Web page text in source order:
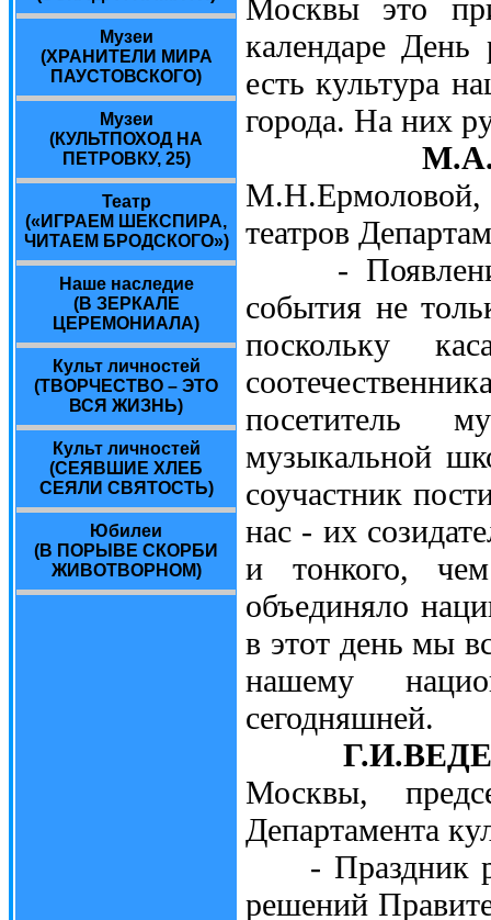
Музеи
(ХРАНИТЕЛИ МИРА
ПАУСТОВСКОГО)
Музеи
(КУЛЬТПОХОД НА
ПЕТРОВКУ, 25)
Театр
(«ИГРАЕМ ШЕКСПИРА,
ЧИТАЕМ БРОДСКОГО»)
Наше наследие
(В ЗЕРКАЛЕ
ЦЕРЕМОНИАЛА)
Культ личностей
(ТВОРЧЕСТВО – ЭТО
ВСЯ ЖИЗНЬ)
Культ личностей
(СЕЯВШИЕ ХЛЕБ
СЕЯЛИ СВЯТОСТЬ)
Юбилеи
(В ПОРЫВЕ СКОРБИ
ЖИВОТВОРНОМ)
Москвы это
календаре
есть культура
города. На них
театров
- Появление
события не
поскольку
посетитель
музыкальной
соучастник
нас - их
и тонкого,
объединяло
в этот день мы
нашему
сегодняшней.
Москвы,
Департамента
- Праздник
решений